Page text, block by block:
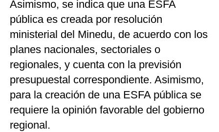
Asimismo, se indica que una ESFA
pública es creada por resolución
ministerial del Minedu, de acuerdo con los
planes nacionales, sectoriales o
regionales, y cuenta con la previsión
presupuestal correspondiente. Asimismo,
para la creación de una ESFA pública se
requiere la opinión favorable del gobierno
regional.